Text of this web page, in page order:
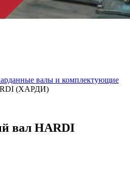
валы и комплектующие
(ХАРДИ)
вал HARDI